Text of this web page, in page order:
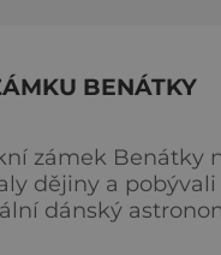
BENÁTKY
zámek Benátky
dějiny a pobývali
dánský